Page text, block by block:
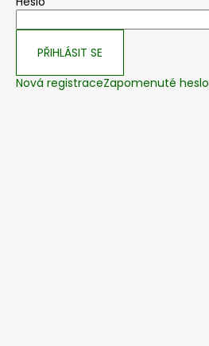
PŘIHLÁSIT SE
Nová registraceZapomenuté heslo